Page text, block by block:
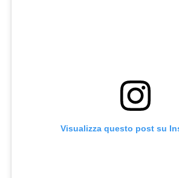
Visualizza questo post su